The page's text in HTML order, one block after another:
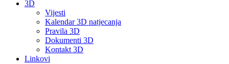
3D
Vijesti
Kalendar 3D natjecanja
Pravila 3D
Dokumenti 3D
Kontakt 3D
Linkovi